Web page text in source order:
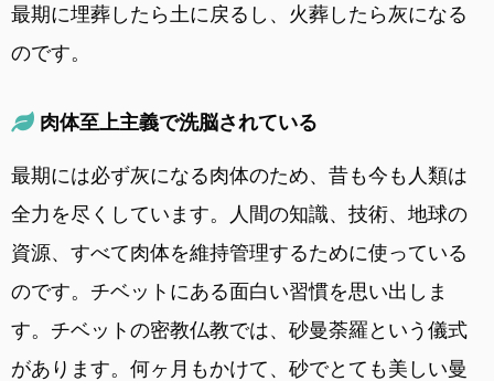
最期に埋葬したら土に戻るし、火葬したら灰になる
のです。
肉体至上主義で洗脳されている
最期には必ず灰になる肉体のため、昔も今も人類は
全力を尽くしています。人間の知識、技術、地球の
資源、すべて肉体を維持管理するために使っている
のです。チベットにある面白い習慣を思い出しま
す。チベットの密教仏教では、砂曼荼羅という儀式
があります。何ヶ月もかけて、砂でとても美しい曼